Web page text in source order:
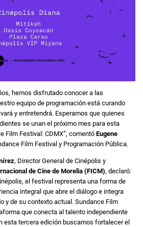
hemos disfrutado conocer a las
equipo de programación está curando
y entretendrá. Esperamos que quienes
se unan el próximo mes para esta
Film Festival: CDMX”, comentó Eugene
Film Festival y Programación Pública.
, Director General de Cinépolis y
de Cine de Morelia (FICM), declaró:
el festival representa una forma de
integral que abre el diálogo e integra
y de su contexto actual. Sundance Film
que conecta al talento independiente
esta tercera edición buscamos fortalecer el